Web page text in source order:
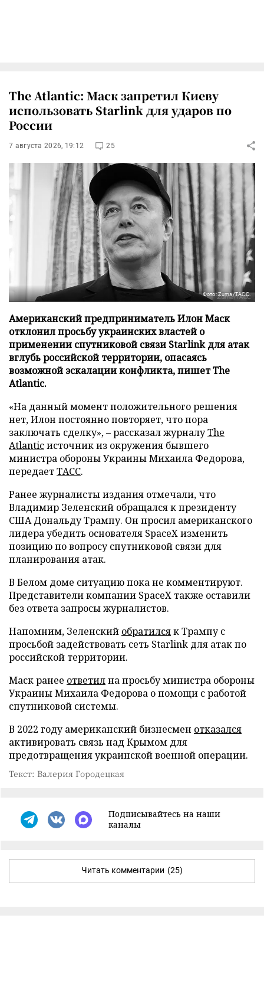
The Atlantic: Маск запретил Киеву
использовать Starlink для ударов по
России
7 августа 2026, 19:12 25
Фото: Zuma/ТАСС
Американский предприниматель Илон Маск
отклонил просьбу украинских властей о
применении спутниковой связи Starlink для атак
вглубь российской территории, опасаясь
возможной эскалации конфликта, пишет The
Atlantic.
«На данный момент положительного решения
нет, Илон постоянно повторяет, что пора
заключать сделку», – рассказал журналуThe
Atlanticисточник из окружения бывшего
министра обороны Украины Михаила Федорова,
передаетТАСС.
Ранее журналисты издания отмечали, что
Владимир Зеленский обращался к президенту
США Дональду Трампу. Он просил американского
лидера убедить основателя SpaceX изменить
позицию по вопросу спутниковой связи для
планирования атак.
В Белом доме ситуацию пока не комментируют.
Представители компании SpaceX также оставили
без ответа запросы журналистов.
Напомним, Зеленский обратилсяк Трампу с
просьбой задействовать сеть Starlink для атак по
российской территории.
Маск ранее ответилна просьбу министра обороны
Украины Михаила Федорова о помощи с работой
спутниковой системы.
В 2022 году американский бизнесмен отказался
активировать связь над Крымом для
предотвращения украинской военной операции.
Текст: Валерия Городецкая
Подписывайтесь на наши
каналы
Читать комментарии (25)